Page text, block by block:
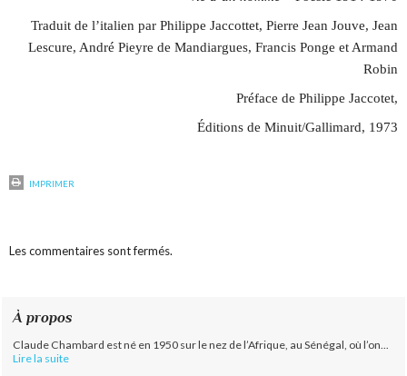
Traduit de l’italien par Philippe Jaccottet, Pierre Jean Jouve, Jean
Lescure, André Pieyre de Mandiargues, Francis Ponge et Armand
Robin
Préface de Philippe Jaccotet,
Éditions de Minuit/Gallimard, 1973
IMPRIMER
Les commentaires sont fermés.
À propos
Claude Chambard est né en 1950 sur le nez de l’Afrique, au Sénégal, où l’on...
Lire la suite